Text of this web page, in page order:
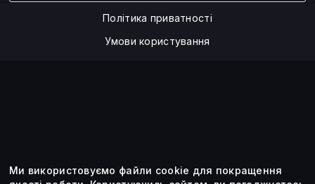
Політика приватності
Умови користування
©2014 — 2026
Ми використовуємо файли cookie для покращення